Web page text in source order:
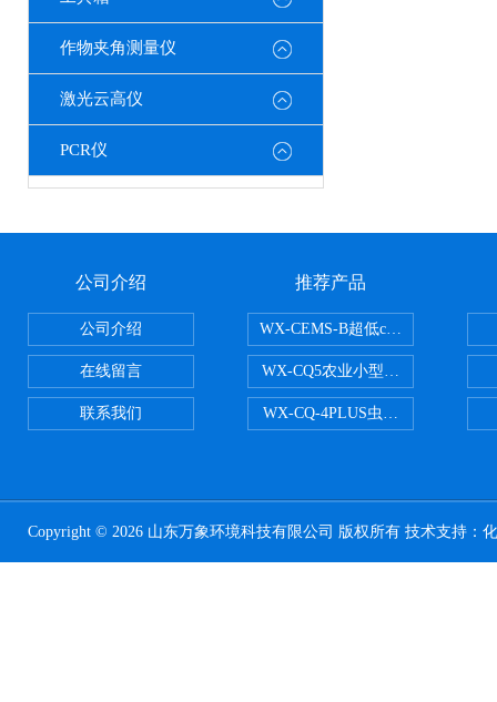
作物夹角测量仪
激光云高仪
PCR仪
公司介绍
公司介绍
在线留言
联系我们
推荐产品
WX-CEMS-B超低cems烟气监测系
WX-CQ5农业小型气象站
WX-CQ-4PLUS虫情测报灯
Copyright © 2026 山东万象环境科技有限公司 版权所有 技术支持：